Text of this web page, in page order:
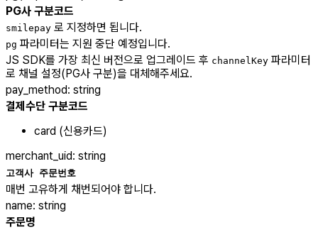
PG사 구분코드
smilepay 로 지정하면 됩니다.
pg 파라미터는 지원 중단 예정입니다.
JS SDK를 가장 최신 버전으로 업그레이드 후 channelKey 파라미터
로 채널 설정(PG사 구분)을 대체해주세요.
pay_method: string
결제수단 구분코드
card (신용카드)
merchant_uid: string
고객사 주문번호
매번 고유하게 채번되어야 합니다.
name: string
주문명